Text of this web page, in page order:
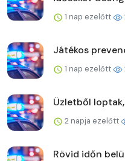
1 nap ezelőtt
Játékos
1 nap ezelőtt
Üzletből
2 napja ezelőtt
Rövid időn